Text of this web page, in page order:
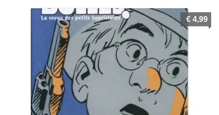
€ 4,99